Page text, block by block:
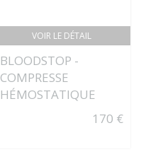
VOIR LE DÉTAIL
BLOODSTOP -
COMPRESSE
HÉMOSTATIQUE
170 €